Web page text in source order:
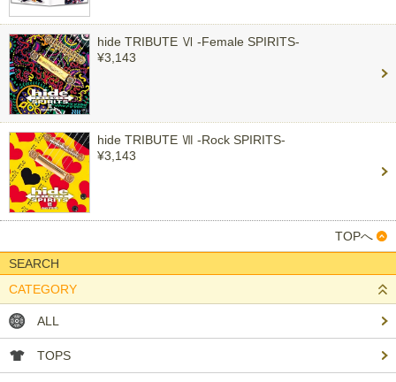
hide TRIBUTE Ⅵ -Female SPIRITS-
¥3,143
hide TRIBUTE Ⅶ -Rock SPIRITS-
¥3,143
TOPへ
SEARCH
CATEGORY
ALL
TOPS